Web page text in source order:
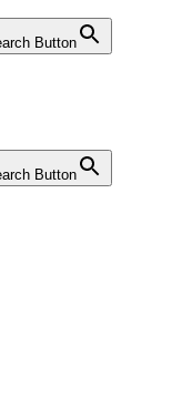
Button
Button